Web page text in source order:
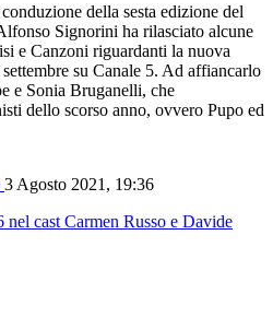
della sesta edizione del
Signorini ha rilasciato alcune
e Canzoni riguardanti la nuova
su Canale 5. Ad affiancarlo
e Sonia Bruganelli, che
dello scorso anno, ovvero Pupo ed
3 Agosto 2021, 19:36